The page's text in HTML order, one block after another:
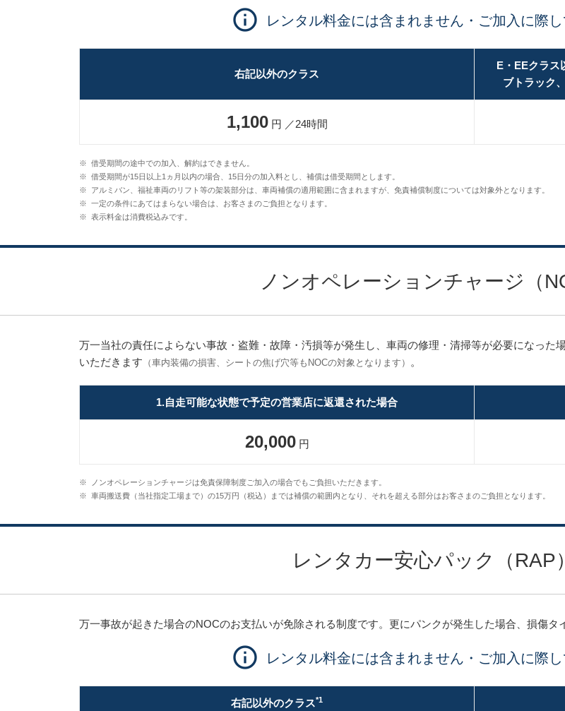
レンタル料金には含まれません・ご加入に際
右記以外のクラス
E・EEクラス
ブトラック
1,100円 ／24時間
※ 借受期間の途中での加入、解約はできません。
※ 借受期間が15日以上1ヵ月以内の場合、15日分の加入料とし、補償は借受期間とします。
※
アルミバン、福祉車両のリフト等の架装部分は、車両補償の適用範囲に含まれますが、免責補償制度については対象外となります。
※ 一定の条件にあてはまらない場合は、お客さまのご負担となります。
※ 表示料金は消費税込みです。
ノンオペレーションチャージ（
万一当社の責任によらない事故・盗難・故障・汚損等が発生し、車両の修理・清掃等が必要になった
いただきます （車内装備の損害、シートの焦げ穴等もNOCの対象となります） 。
1.自走可能な状態で予定の営業店に返還された場合
20,000円
※
ノンオペレーションチャージは免責保障制度ご加入の場合でもご負担いただきます。
※ 車両搬送費（当社指定工場まで）の15万円（税込）までは補償の範囲内となり、それを超える部分はお客さまのご負担となります。
レンタカー安心パック（RAP
万一事故が起きた場合のNOCのお支払いが免除される制度です。更にパンクが発生した場合、損傷タ
レンタル料金には含まれません・ご加入に際
右記以外のクラス*1